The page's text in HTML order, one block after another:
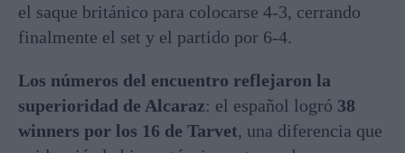
el saque británico para colocarse 4-3, cerrando
finalmente el set y el partido por 6-4.
Los números del encuentro reflejaron la
superioridad de Alcaraz: el español logró 38
winners por los 16 de Tarvet, una diferencia que